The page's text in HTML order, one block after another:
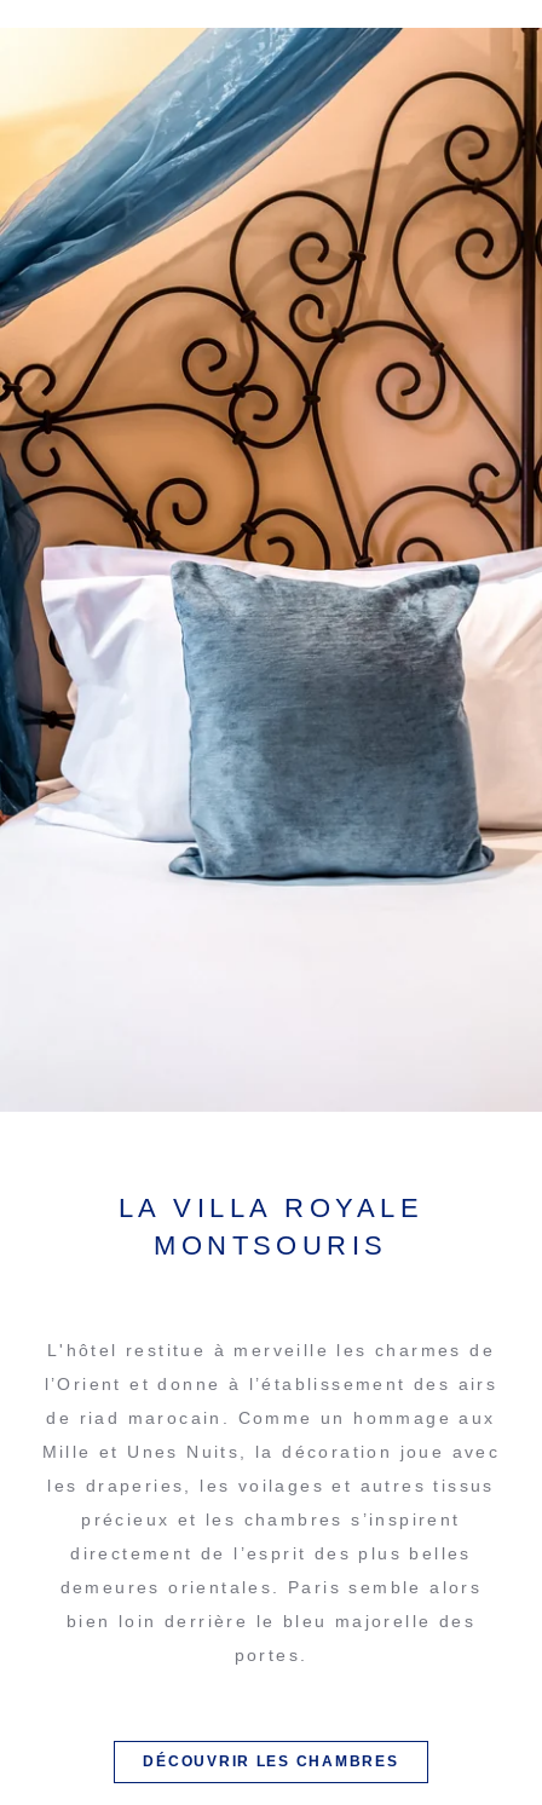
LA VILLA ROYALE
MONTSOURIS
L'hôtel restitue à merveille les charmes de
l’Orient et donne à l’établissement des airs
de riad marocain. Comme un hommage aux
Mille et Unes Nuits, la décoration joue avec
les draperies, les voilages et autres tissus
précieux et les chambres s’inspirent
directement de l’esprit des plus belles
demeures orientales. Paris semble alors
bien loin derrière le bleu majorelle des
portes.
DÉCOUVRIR LES CHAMBRES